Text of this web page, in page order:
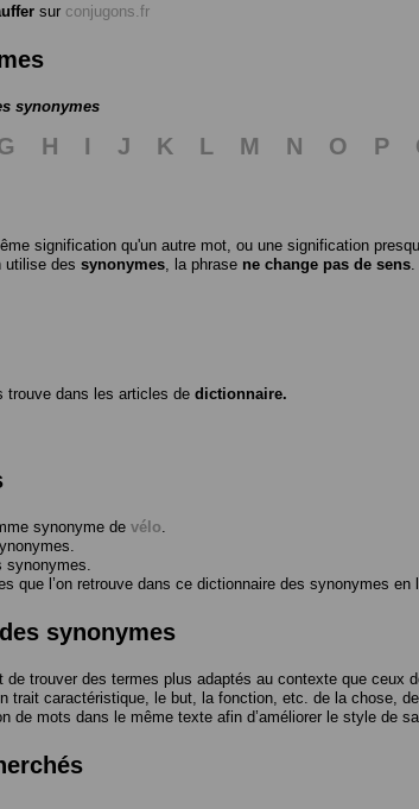
sur conjugons.fr
synonymes
H I J K L M N O P
signification qu'un autre mot, ou une signification
utilise des synonymes, la phrase ne change pas de sens.
trouve dans les articles de dictionnaire.
synonyme de vélo.
synonymes.
que l’on retrouve dans ce dictionnaire des synonymes en
synonymes
de trouver des termes plus adaptés au contexte que ceux
trait caractéristique, le but, la fonction, etc. de la chose,
de mots dans le même texte afin d’améliorer le style de